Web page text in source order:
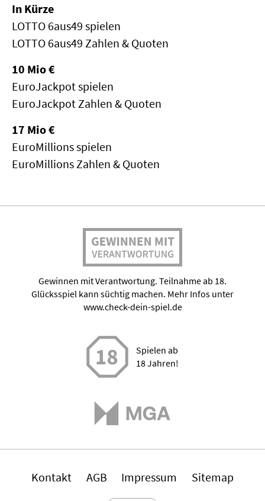
In Kürze
LOTTO 6aus49 spielen
LOTTO 6aus49 Zahlen & Quoten
10 Mio €
EuroJackpot spielen
EuroJackpot Zahlen & Quoten
17 Mio €
EuroMillions spielen
EuroMillions Zahlen & Quoten
Gewinnen mit Verantwortung. Teilnahme ab 18.
Glücksspiel kann süchtig machen. Mehr Infos unter
www.check-dein-spiel.de
Spielen ab
18 Jahren!
Kontakt AGB Impressum Sitemap